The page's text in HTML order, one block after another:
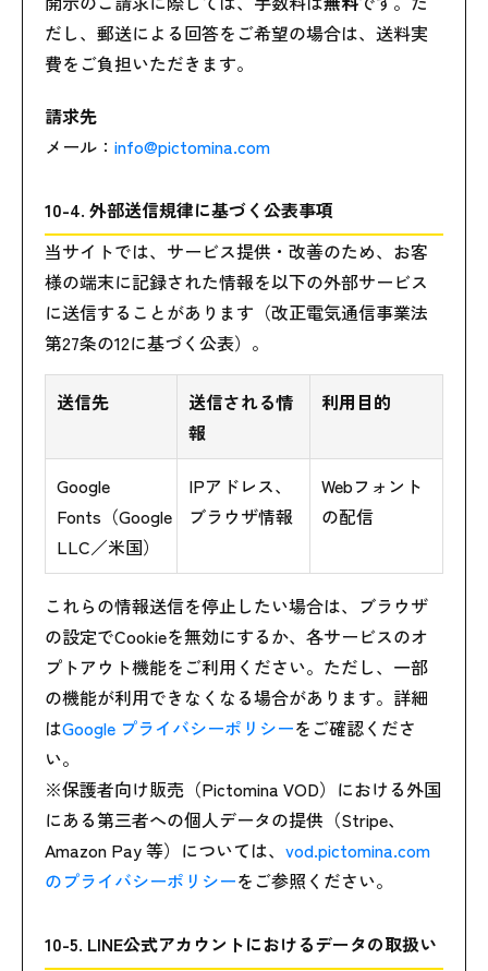
だし、郵送による回答をご希望の場合は、送料実
費をご負担いただきます。
請求先
メール： info@pictomina.com
10-4. 外部送信規律に基づく公表事項
当サイトでは、サービス提供・改善のため、お客
様の端末に記録された情報を以下の外部サービス
に送信することがあります（改正電気通信事業法
第27条の12に基づく公表）。
送信先
送信される情
報
利用目的
Google
Fonts（Google
LLC／米国）
IPアドレス、
ブラウザ情報
Webフォント
の配信
これらの情報送信を停止したい場合は、ブラウザ
の設定でCookieを無効にするか、各サービスのオ
プトアウト機能をご利用ください。ただし、一部
の機能が利用できなくなる場合があります。詳細
はGoogle プライバシーポリシーをご確認くださ
い。
※保護者向け販売（Pictomina VOD）における外国
にある第三者への個人データの提供（Stripe、
Amazon Pay 等）については、 vod.pictomina.com
のプライバシーポリシーをご参照ください。
10-5. LINE公式アカウントにおけるデータの取扱い